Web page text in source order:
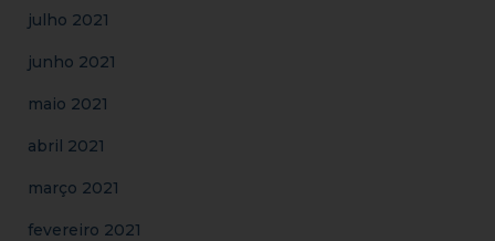
julho 2021
junho 2021
maio 2021
abril 2021
março 2021
fevereiro 2021